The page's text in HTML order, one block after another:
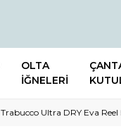
OLTA
İĞNELERİ
Trabucco Ultra DRY Eva Reel